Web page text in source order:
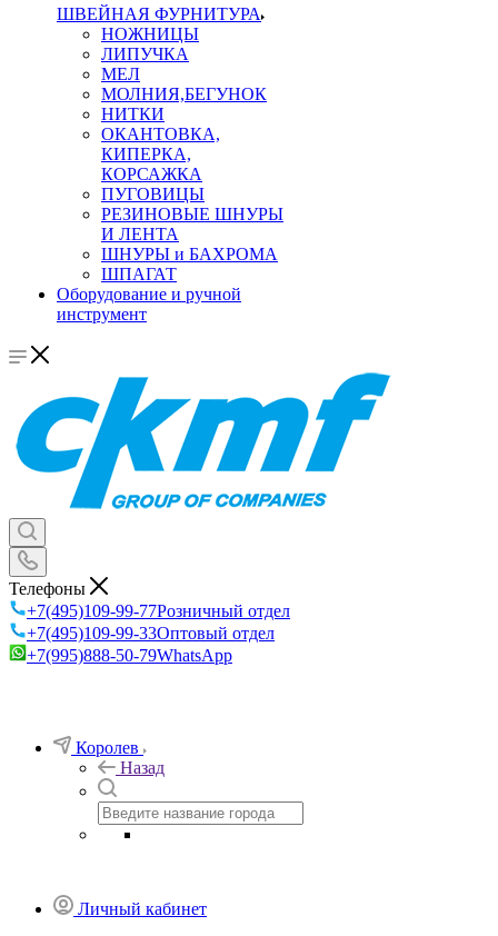
ШВЕЙНАЯ ФУРНИТУРА
НОЖНИЦЫ
ЛИПУЧКА
МЕЛ
МОЛНИЯ,БЕГУНОК
НИТКИ
ОКАНТОВКА,
КИПЕРКА,
КОРСАЖКА
ПУГОВИЦЫ
РЕЗИНОВЫЕ ШНУРЫ
И ЛЕНТА
ШНУРЫ и БАХРОМА
ШПАГАТ
Оборудование и ручной
инструмент
Телефоны
+7(495)109-99-77Розничный отдел
+7(495)109-99-33Оптовый отдел
+7(995)888-50-79WhatsApp
Королев
Назад
Личный кабинет